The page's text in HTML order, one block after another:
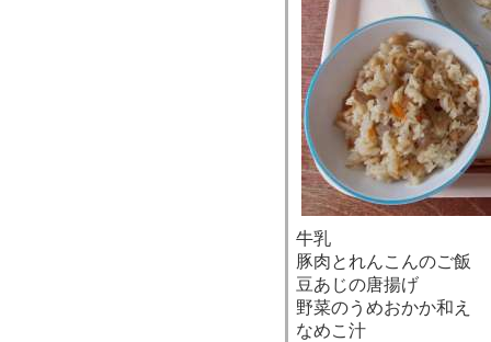
牛乳
豚肉とれんこんのご飯
豆あじの唐揚げ
野菜のうめおかか和え
なめこ汁